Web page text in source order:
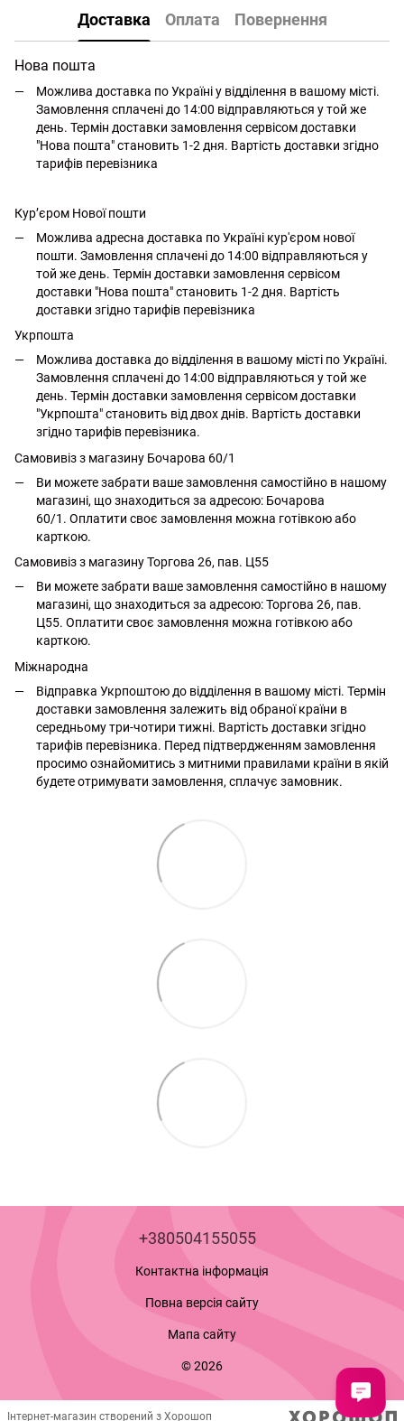
Доставка Оплата Повернення
Нова пошта
Можлива доставка по Україні у відділення в вашому місті.
Замовлення сплачені до 14:00 відправляються у той же
день. Термін доставки замовлення сервісом доставки
"Нова пошта" становить 1-2 дня. Вартість доставки згідно
тарифів перевізника
Кур’єром Нової пошти
Можлива адресна доставка по Україні кур'єром нової
пошти. Замовлення сплачені до 14:00 відправляються у
той же день. Термін доставки замовлення сервісом
доставки "Нова пошта" становить 1-2 дня. Вартість
доставки згідно тарифів перевізника
Укрпошта
Можлива доставка до відділення в вашому місті по Україні.
Замовлення сплачені до 14:00 відправляються у той же
день. Термін доставки замовлення сервісом доставки
"Укрпошта" становить від двох днів. Вартість доставки
згідно тарифів перевізника.
Самовивіз з магазину Бочарова 60/1
Ви можете забрати ваше замовлення самостійно в нашому
магазині, що знаходиться за адресою: Бочарова
60/1. Оплатити своє замовлення можна готівкою або
карткою.
Самовивіз з магазину Торгова 26, пав. Ц55
Ви можете забрати ваше замовлення самостійно в нашому
магазині, що знаходиться за адресою: Торгова 26, пав.
Ц55. Оплатити своє замовлення можна готівкою або
карткою.
Міжнародна
Відправка Укрпоштою до відділення в вашому місті. Термін
доставки замовлення залежить від обраної країни в
середньому три-чотири тижні. Вартість доставки згідно
тарифів перевізника. Перед підтвердженням замовлення
просимо ознайомитись з митними правилами країни в якій
будете отримувати замовлення, сплачує замовник.
+380504155055
Контактна інформація
Повна версія сайту
Мапа сайту
© 2026
Інтернет-магазин створений з Хорошоп